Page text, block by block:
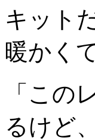
キット
暖かく
「この
るけど